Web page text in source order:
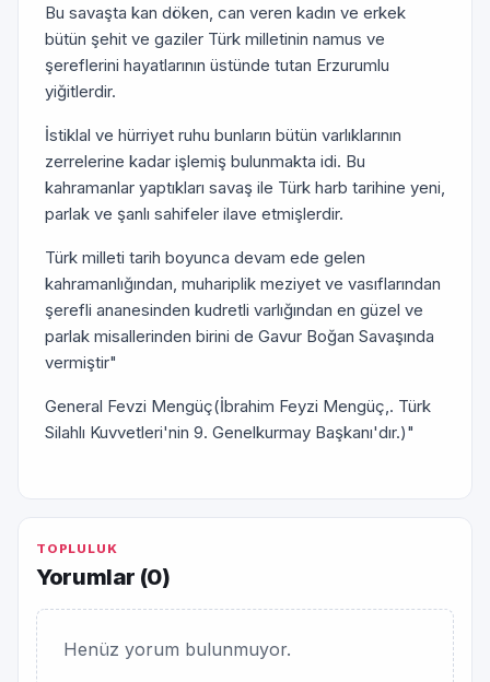
Bu savaşta kan döken, can veren kadın ve erkek
bütün şehit ve gaziler Türk milletinin namus ve
şereflerini hayatlarının üstünde tutan Erzurumlu
yiğitlerdir.
İstiklal ve hürriyet ruhu bunların bütün varlıklarının
zerrelerine kadar işlemiş bulunmakta idi. Bu
kahramanlar yaptıkları savaş ile Türk harb tarihine yeni,
parlak ve şanlı sahifeler ilave etmişlerdir.
Türk milleti tarih boyunca devam ede gelen
kahramanlığından, muhariplik meziyet ve vasıflarından
şerefli ananesinden kudretli varlığından en güzel ve
parlak misallerinden birini de Gavur Boğan Savaşında
vermiştir"
General Fevzi Mengüç(İbrahim Feyzi Mengüç,. Türk
Silahlı Kuvvetleri'nin 9. Genelkurmay Başkanı'dır.)"
TOPLULUK
Yorumlar (0)
Henüz yorum bulunmuyor.